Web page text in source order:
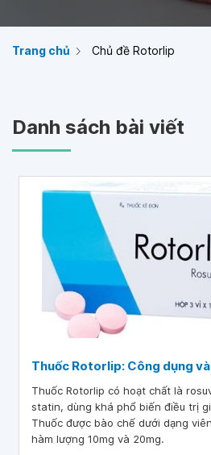
Trang chủ Chủ đề Rotorlip
Danh sách bài viết
Thuốc Rotorlip: Công dụng
Thuốc Rotorlip có hoạt chất là
statin, dùng khá phổ biến điều trị
Thuốc được bào chế dưới dạng
hàm lượng 10mg và 20mg.